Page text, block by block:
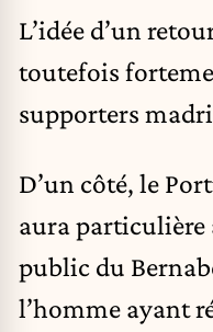
L’idée d’un
toutefois
supporters
D’un côté, le
aura particulière
public du
l’homme ayant